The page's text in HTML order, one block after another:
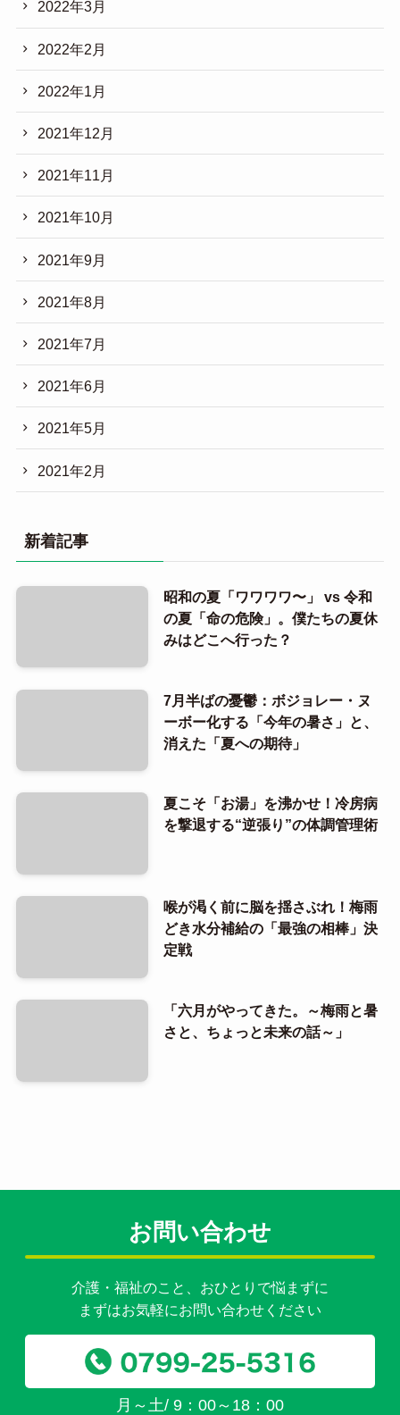
2022年3月
2022年2月
2022年1月
2021年12月
2021年11月
2021年10月
2021年9月
2021年8月
2021年7月
2021年6月
2021年5月
2021年2月
新着記事
昭和の夏「ワワワワ〜」 vs 令和
の夏「命の危険」。僕たちの夏休
みはどこへ行った？
7月半ばの憂鬱：ボジョレー・ヌ
ーボー化する「今年の暑さ」と、
消えた「夏への期待」
夏こそ「お湯」を沸かせ！冷房病
を撃退する“逆張り”の体調管理術
喉が渇く前に脳を揺さぶれ！梅雨
どき水分補給の「最強の相棒」決
定戦
「六月がやってきた。～梅雨と暑
さと、ちょっと未来の話～」
お問い合わせ
介護・福祉のこと、おひとりで悩まずに
まずはお気軽にお問い合わせください
月～土/ 9：00～18：00